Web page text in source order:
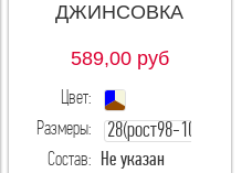
164
170-80
ДЖИНСОВКА
589,00руб
Цвет:
Размеры:
28(рост98-104)
Состав: Не указан